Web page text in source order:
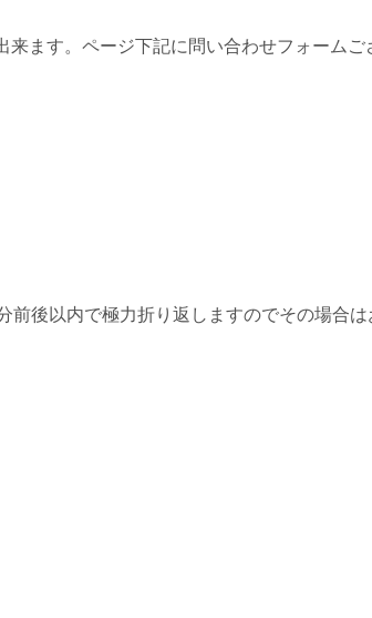
ます。ページ下記に問い合わせフォームご
後以内で極力折り返しますのでその場合は